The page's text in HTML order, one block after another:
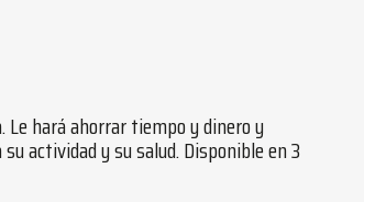
hará ahorrar tiempo y dinero y
actividad y su salud. Disponible en 3